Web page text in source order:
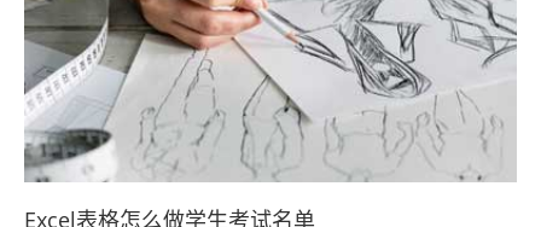
Excel表格怎么做学生考试名单